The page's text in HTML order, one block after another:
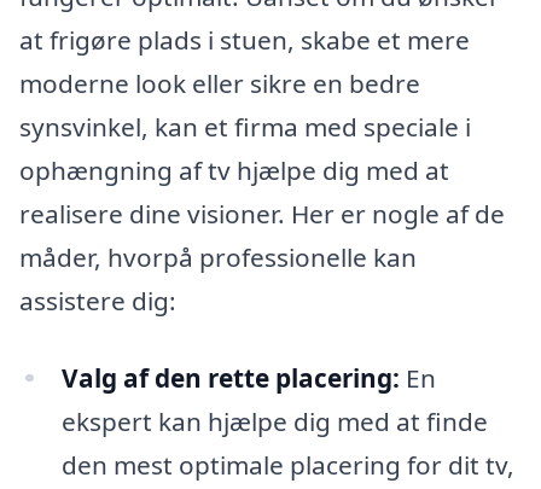
at frigøre plads i stuen, skabe et mere
moderne look eller sikre en bedre
synsvinkel, kan et firma med speciale i
ophængning af tv hjælpe dig med at
realisere dine visioner. Her er nogle af de
måder, hvorpå professionelle kan
assistere dig:
Valg af den rette placering: En
ekspert kan hjælpe dig med at finde
den mest optimale placering for dit tv,